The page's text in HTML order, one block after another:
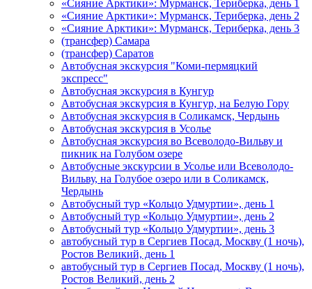
«Сияние Арктики»: Мурманск, Териберка, день 1
«Сияние Арктики»: Мурманск, Териберка, день 2
«Сияние Арктики»: Мурманск, Териберка, день 3
(трансфер) Самара
(трансфер) Саратов
Автобусная экскурсия "Коми-пермяцкий
экспресс"
Автобусная экскурсия в Кунгур
Автобусная экскурсия в Кунгур, на Белую Гору
Автобусная экскурсия в Соликамск, Чердынь
Автобусная экскурсия в Усолье
Автобусная экскурсия во Всеволодо-Вильву и
пикник на Голубом озере
Автобусные экскурсии в Усолье или Всеволодо-
Вильву, на Голубое озеро или в Соликамск,
Чердынь
Автобусный тур «Кольцо Удмуртии», день 1
Автобусный тур «Кольцо Удмуртии», день 2
Автобусный тур «Кольцо Удмуртии», день 3
автобусный тур в Сергиев Посад, Москву (1 ночь),
Ростов Великий, день 1
автобусный тур в Сергиев Посад, Москву (1 ночь),
Ростов Великий, день 2